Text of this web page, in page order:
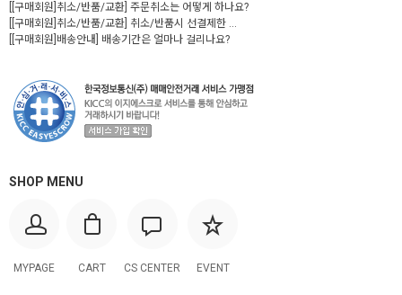
[[구매회원]취소/반품/교환] 주문취소는 어떻게 하나요?
[[구매회원]취소/반품/교환] 취소/반품시 선결제한 ...
[[구매회원]배송안내] 배송기간은 얼마나 걸리나요?
SHOP MENU
MYPAGE CART CS CENTER EVENT